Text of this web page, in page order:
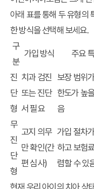
아래 표를 통해 두 유형의
한 방식을 선택해 보세요.
구
분
가입 방식 주요
진
단
형
치과 검진
또는 진단
서 필요
보장 범위
한도가 높
음
무
진
단
형
고지 의무
만 확인(간
편 심사)
가입 절차
하고 보험
렴할 수 있
현재 우리 아이의 치아 상